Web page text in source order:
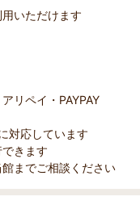
いただけます
リペイ・PAYPAY
対応しています
きます
までご相談ください